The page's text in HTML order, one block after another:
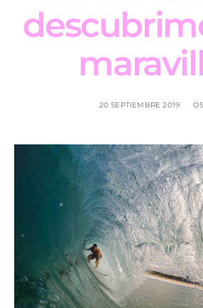
20 SEPTIEMBRE 2019